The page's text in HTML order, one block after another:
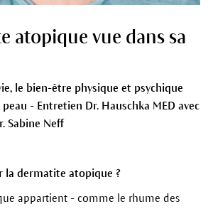
atopique vue dans sa
le bien-être physique et psychique
- Entretien Dr. Hauschka MED avec
Sabine Neff
la dermatite atopique ?
appartient - comme le rhume des